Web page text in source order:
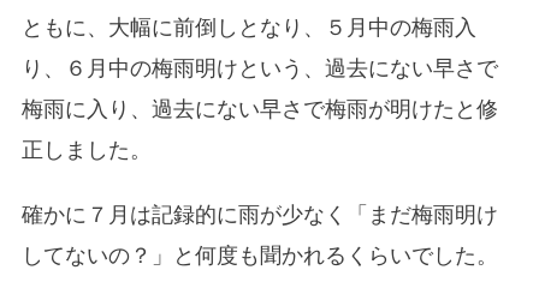
ともに、大幅に前倒しとなり、５月中の梅雨入
り、６月中の梅雨明けという、過去にない早さで
梅雨に入り、過去にない早さで梅雨が明けたと修
正しました。
確かに７月は記録的に雨が少なく「まだ梅雨明け
してないの？」と何度も聞かれるくらいでした。